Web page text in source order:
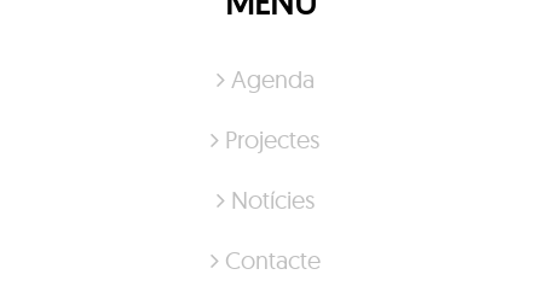
Agenda
Projectes
Notícies
Contacte